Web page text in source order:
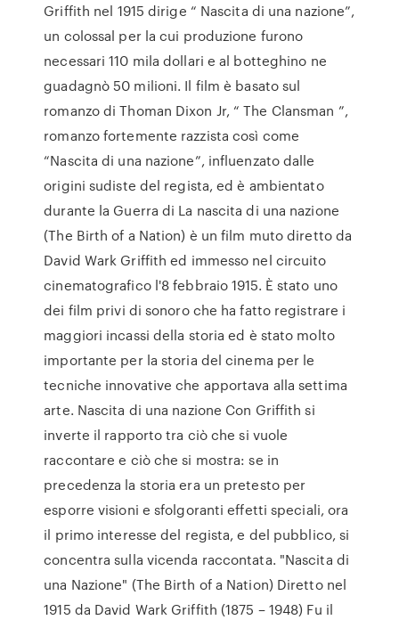
Griffith nel 1915 dirige “ Nascita di una nazione”,
un colossal per la cui produzione furono
necessari 110 mila dollari e al botteghino ne
guadagnò 50 milioni. Il film è basato sul
romanzo di Thoman Dixon Jr, “ The Clansman ”,
romanzo fortemente razzista così come
“Nascita di una nazione”, influenzato dalle
origini sudiste del regista, ed è ambientato
durante la Guerra di La nascita di una nazione
(The Birth of a Nation) è un film muto diretto da
David Wark Griffith ed immesso nel circuito
cinematografico l'8 febbraio 1915. È stato uno
dei film privi di sonoro che ha fatto registrare i
maggiori incassi della storia ed è stato molto
importante per la storia del cinema per le
tecniche innovative che apportava alla settima
arte. Nascita di una nazione Con Griffith si
inverte il rapporto tra ciò che si vuole
raccontare e ciò che si mostra: se in
precedenza la storia era un pretesto per
esporre visioni e sfolgoranti effetti speciali, ora
il primo interesse del regista, e del pubblico, si
concentra sulla vicenda raccontata. "Nascita di
una Nazione" (The Birth of a Nation) Diretto nel
1915 da David Wark Griffith (1875 – 1948) Fu il